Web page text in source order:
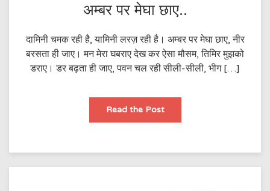
अम्बर पर मेघा छाए..
दामिनी चमक रही है, यामिनी लरज़ रही है। अम्बर पर मेघा छाए, नीर
बरसता ही जाए। मन मेरा घबराए देख कर ऐसा मौसम, तिमिर मुझको
डराए। डर बढ़ता ही जाए, पवन चल रही सीली-सीली, भीग […]
Read the Postअम्बर
मेघा